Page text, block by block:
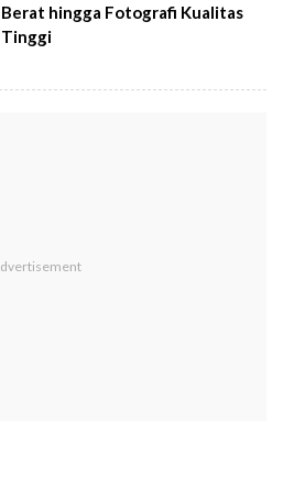
Berat hingga Fotografi Kualitas
Tinggi